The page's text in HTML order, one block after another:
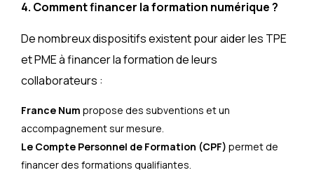
4. Comment financer la formation numérique ?
De nombreux dispositifs existent pour aider les TPE
et PME à financer la formation de leurs
collaborateurs :
France Num propose des subventions et un
accompagnement sur mesure.
Le Compte Personnel de Formation (CPF) permet de
financer des formations qualifiantes.